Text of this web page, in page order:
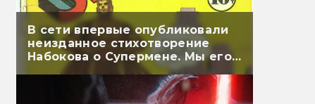
В сети впервые опубликовали
неизданное стихотворение
Набокова о Супермене. Мы его
перевели